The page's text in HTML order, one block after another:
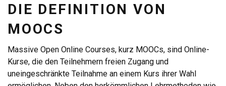
DIE DEFINITION VON
MOOCS
Massive Open Online Courses, kurz MOOCs, sind Online-
Kurse, die den Teilnehmern freien Zugang und
uneingeschränkte Teilnahme an einem Kurs ihrer Wahl